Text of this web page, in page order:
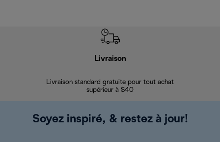
Livraison
Livraison standard gratuite pour tout achat
supérieur à $40
Soyez inspiré, & restez à jour!